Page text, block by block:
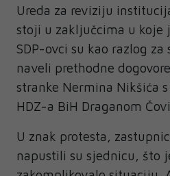
Ureda za reviziju
stoji u zaključcima u koje
SDP-ovci su kao razlog
naveli prethodne
stranke Nermina Nikšića
HDZ-a BiH Draganom
U znak protesta,
napustili su sjednicu, što